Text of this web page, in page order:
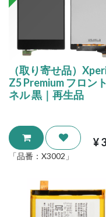
（取り寄せ品）
Z5 Premium フロン
ネル 黒｜再生品
¥
「品番： X3002 」